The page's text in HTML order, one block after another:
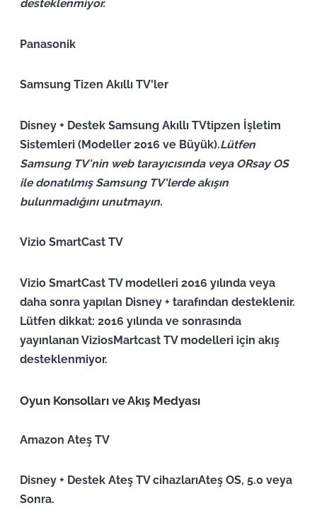
desteklenmiyor.
Panasonik
Samsung Tizen Akıllı TV'ler
Disney + Destek Samsung Akıllı TVtipzen İşletim
Sistemleri (Modeller 2016 ve Büyük).Lütfen
Samsung TV'nin web tarayıcısında veya ORsay OS
ile donatılmış Samsung TV'lerde akışın
bulunmadığını unutmayın.
Vizio SmartCast TV
Vizio SmartCast TV modelleri 2016 yılında veya
daha sonra yapılan Disney + tarafından desteklenir.
Lütfen dikkat: 2016 yılında ve sonrasında
yayınlanan ViziosMartcast TV modelleri için akış
desteklenmiyor.
Oyun Konsolları ve Akış Medyası
Amazon Ateş TV
Disney + Destek Ateş TV cihazlarıAteş OS, 5.0 veya
Sonra.